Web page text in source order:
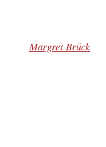
Margret Brück